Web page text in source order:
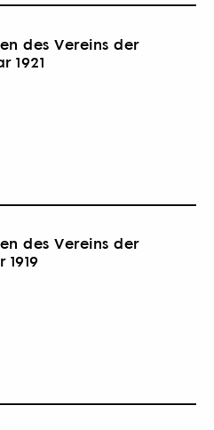
des Vereins der
1921
des Vereins der